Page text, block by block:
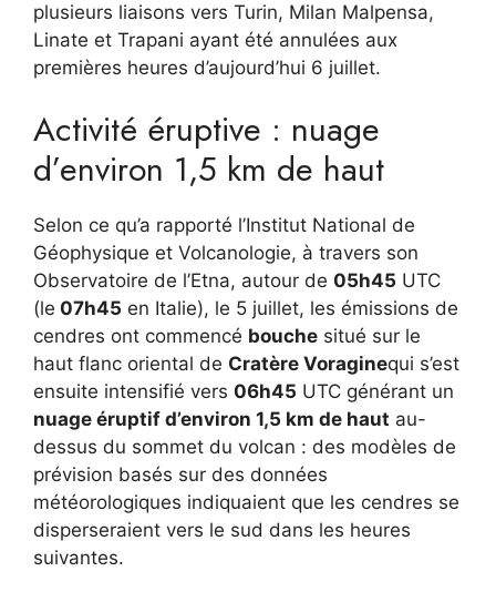
plusieurs liaisons vers Turin, Milan Malpensa,
Linate et Trapani ayant été annulées aux
premières heures d’aujourd’hui 6 juillet.
Activité éruptive : nuage
d’environ 1,5 km de haut
Selon ce qu’a rapporté l’Institut National de
Géophysique et Volcanologie, à travers son
Observatoire de l’Etna, autour de 05h45 UTC
(le 07h45 en Italie), le 5 juillet, les émissions de
cendres ont commencé bouche situé sur le
haut flanc oriental de Cratère Voraginequi s’est
ensuite intensifié vers 06h45 UTC générant un
nuage éruptif d’environ 1,5 km de haut au-
dessus du sommet du volcan : des modèles de
prévision basés sur des données
météorologiques indiquaient que les cendres se
disperseraient vers le sud dans les heures
suivantes.